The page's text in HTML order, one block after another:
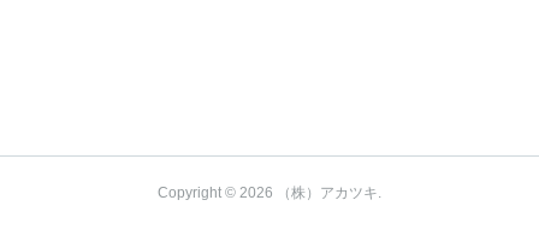
Copyright © 2026 （株）アカツキ.